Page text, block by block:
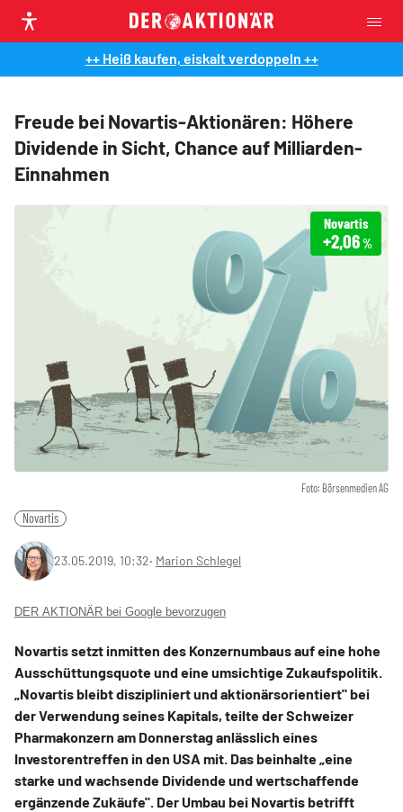
++ Heiß kaufen, eiskalt verdoppeln ++
Freude bei Novartis-Aktionären: Höhere
Dividende in Sicht, Chance auf Milliarden-
Einnahmen
Foto: Börsenmedien AG
Novartis
+2,06%
Novartis
23.05.2019, 10:32‧ Marion Schlegel
DER AKTIONÄR bei Google bevorzugen
Novartis setzt inmitten des Konzernumbaus auf eine hohe
Ausschüttungsquote und eine umsichtige Zukaufspolitik.
„Novartis bleibt diszipliniert und aktionärsorientiert" bei
der Verwendung seines Kapitals, teilte der Schweizer
Pharmakonzern am Donnerstag anlässlich eines
Investorentreffen in den USA mit. Das beinhalte „eine
starke und wachsende Dividende und wertschaffende
ergänzende Zukäufe". Der Umbau bei Novartis betrifft